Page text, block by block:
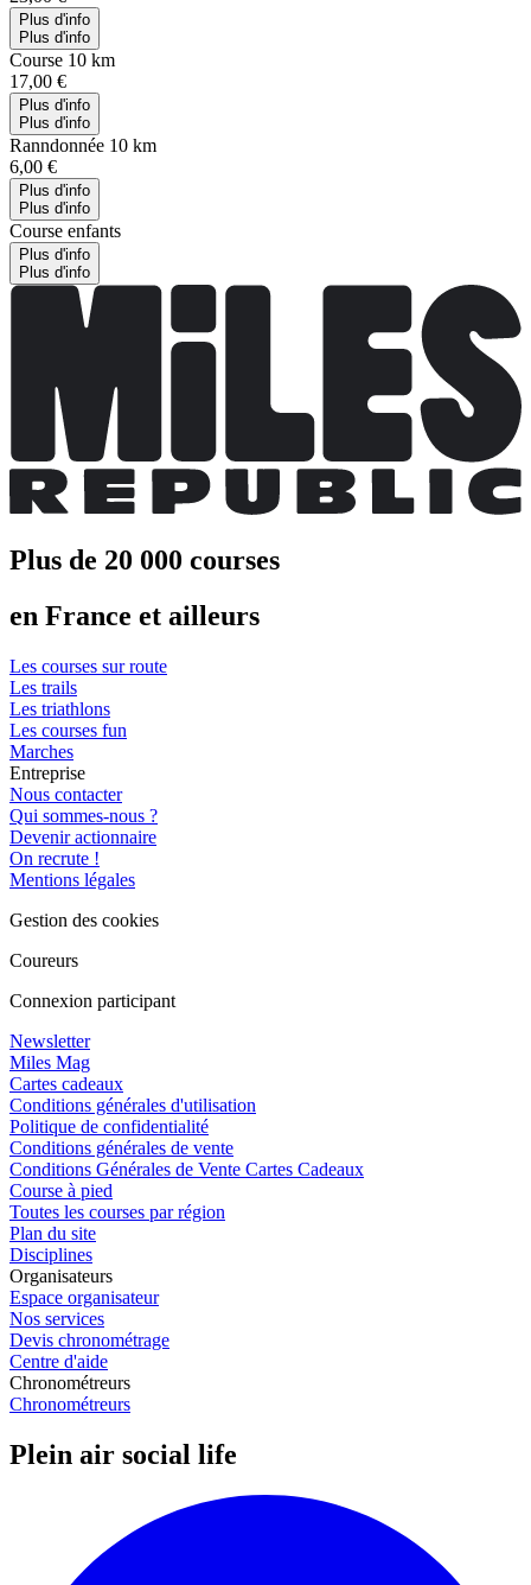
Plus d'info
Plus d'info
Course 10 km
17,00 €
Plus d'info
Plus d'info
Ranndonnée 10 km
6,00 €
Plus d'info
Plus d'info
Course enfants
Plus d'info
Plus d'info
Plus de 20 000 courses
en France et ailleurs
Les courses sur route
Les trails
Les triathlons
Les courses fun
Marches
Entreprise
Nous contacter
Qui sommes-nous ?
Devenir actionnaire
On recrute !
Mentions légales
Gestion des cookies
Coureurs
Connexion participant
Newsletter
Miles Mag
Cartes cadeaux
Conditions générales d'utilisation
Politique de confidentialité
Conditions générales de vente
Conditions Générales de Vente Cartes Cadeaux
Course à pied
Toutes les courses par région
Plan du site
Disciplines
Organisateurs
Espace organisateur
Nos services
Devis chronométrage
Centre d'aide
Chronométreurs
Chronométreurs
Plein air social life